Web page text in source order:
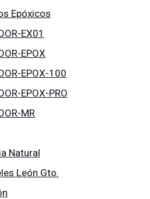
Epóxicos
EX01
EPOX
EPOX-100
EPOX-PRO
MR
Natural
León Gto.